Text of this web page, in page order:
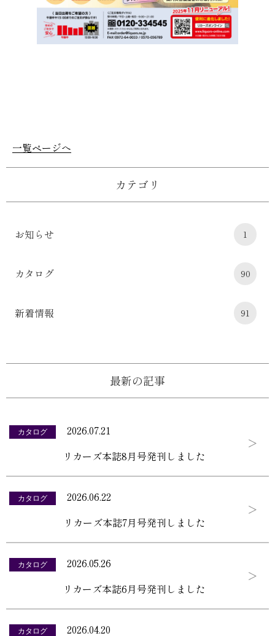
一覧ページへ
カテゴリ
お知らせ 1
カタログ 90
新着情報 91
最新の記事
カタログ
2026.07.21
リカーズ本誌8月号発刊しました
カタログ
2026.06.22
リカーズ本誌7月号発刊しました
カタログ
2026.05.26
リカーズ本誌6月号発刊しました
カタログ 2026.04.20